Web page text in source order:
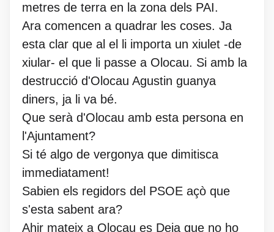
metres de terra en la zona dels PAI.
Ara comencen a quadrar les coses. Ja
esta clar que al el li importa un xiulet -de
xiular- el que li passe a Olocau. Si amb la
destrucció d'Olocau Agustin guanya
diners, ja li va bé.
Que serà d'Olocau amb esta persona en
l'Ajuntament?
Si té algo de vergonya que dimitisca
immediatament!
Sabien els regidors del PSOE açò que
s'esta sabent ara?
Ahir mateix a Olocau es Deia que no ho